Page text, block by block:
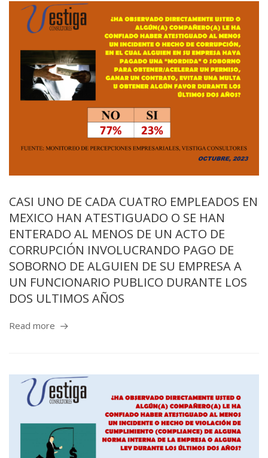
CASI UNO DE CADA CUATRO EMPLEADOS EN
MEXICO HAN ATESTIGUADO O SE HAN
ENTERADO AL MENOS DE UN ACTO DE
CORRUPCIÓN INVOLUCRANDO PAGO DE
SOBORNO DE ALGUIEN DE SU EMPRESA A
UN FUNCIONARIO PUBLICO DURANTE LOS
DOS ULTIMOS AÑOS
Read more